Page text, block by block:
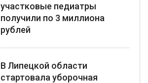
участковые педиатры
получили по 3 миллиона
рублей
В Липецкой области
стартовала уборочная